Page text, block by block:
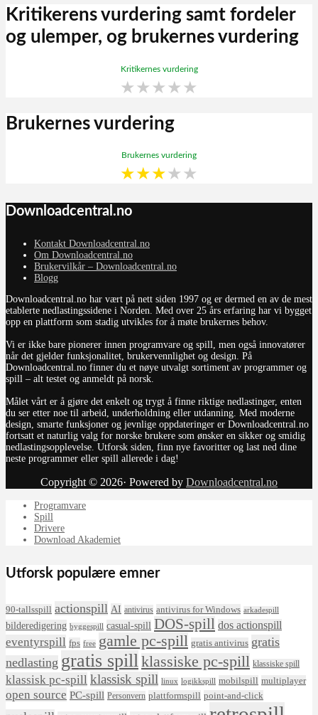
Kritikerens vurdering samt fordeler
og ulemper, og brukernes vurdering
Kritikernes vurdering
★★★★★
Brukernes vurdering
Brukernes vurdering
★★★★★
Downloadcentral.no
Kontakt Downloadcentral.no
Om Downloadcentral.no
Brukervilkår – Downloadcentral.no
Blogg
Downloadcentral.no har vært på nett siden 1997 og er dermed en av de mest
etablerte nedlastingssidene i Norden. Med over 25 års erfaring har vi bygget
opp en plattform som stadig utvikles for å møte brukernes behov.
Vi er ikke bare pionerer innen programvare og spill, men også innovatører
når det gjelder funksjonalitet, brukervennlighet og design. På
Downloadcentral.no finner du et nøye utvalgt sortiment av programmer og
spill – alt testet og anmeldt på norsk.
Målet vårt er å gjøre det enkelt og trygt å finne riktige nedlastinger, enten
du ser etter noe til arbeid, underholdning eller utdanning. Med moderne
design, smarte funksjoner og jevnlige oppdateringer er Downloadcentral.no
fortsatt et naturlig valg for norske brukere som ønsker en sikker og smidig
nedlastingsopplevelse. Utforsk siden, finn nye favoritter og last ned dine
neste programmer eller spill allerede i dag!
Copyright © 2026· Powered by Downloadcentral.no
Programvare
Spill
Drivere
Download Akademiet
Utforsk populære emner
90-tallsspill actionspill AI antivirus antivirus for Windows arkadespill
bilderedigering byggespill casual-spill DOS-spill dos actionspill
eventyrspill fps free gamle pc-spill gratis antivirus gratis
nedlasting gratis spill klassiske pc-spill klassiske spill
klassisk pc-spill klassisk spill linux logikkspill mobilspill multiplayer
open source PC-spill Personvern plattformspill point-and-click